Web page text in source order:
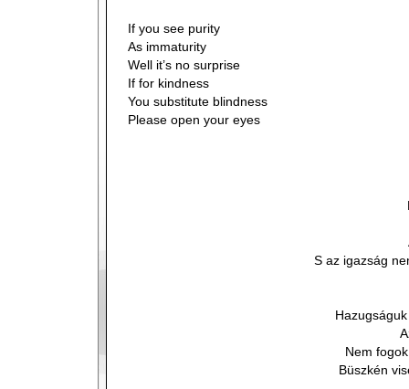
If you see purity
As immaturity
Well it’s no surprise
If for kindness
You substitute blindness
Please open your eyes
S az igazság
Nem
Büszkén